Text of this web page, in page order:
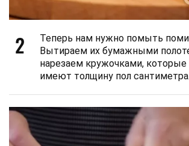
2
Теперь нам нужно помыть
Вытираем их бумажными
нарезаем кружочками,
имеют толщину пол сантиметра.